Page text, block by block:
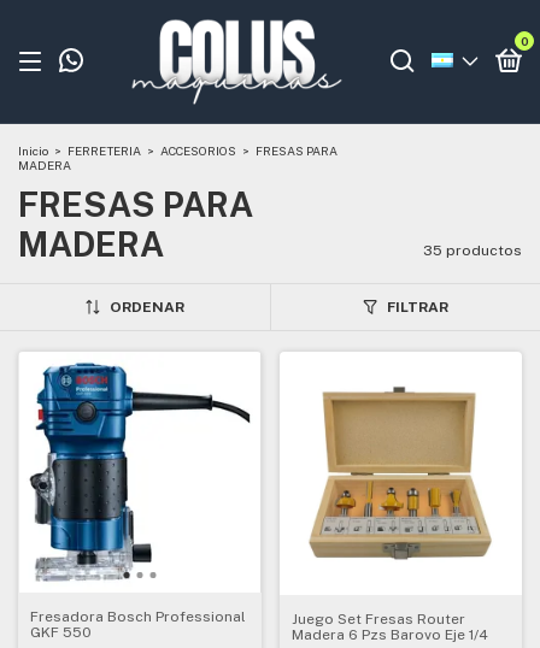
0
Inicio > FERRETERIA > ACCESORIOS > FRESAS PARA
MADERA
FRESAS PARA
MADERA
35 productos
ORDENAR FILTRAR
Fresadora Bosch Professional
GKF 550
Juego Set Fresas Router
Madera 6 Pzs Barovo Eje 1/4